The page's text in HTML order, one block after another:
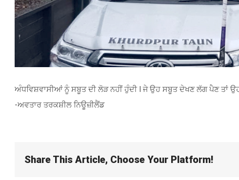
ਅੰਧਵਿਸ਼ਵਾਸੀਆਂ ਨੂੰ ਸਬੂਤ ਦੀ ਲੋੜ ਨਹੀਂ ਹੁੰਦੀ l ਜੇ ਉਹ ਸਬੂਤ ਦੇਖਣ ਲੱਗ ਪੈਣ ਤਾਂ ਉਹ
-ਅਵਤਾਰ ਤਰਕਸ਼ੀਲ ਨਿਊਜ਼ੀਲੈਂਡ
Share This Article, Choose Your Platform!